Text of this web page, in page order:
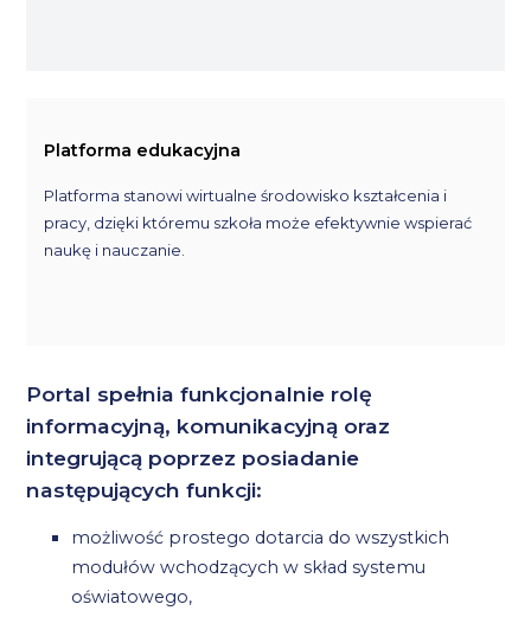
Platforma edukacyjna
Platforma stanowi wirtualne środowisko kształcenia i
pracy, dzięki któremu szkoła może efektywnie wspierać
naukę i nauczanie.
Portal spełnia funkcjonalnie rolę
informacyjną, komunikacyjną oraz
integrującą poprzez posiadanie
następujących funkcji:
możliwość prostego dotarcia do wszystkich
modułów wchodzących w skład systemu
oświatowego,